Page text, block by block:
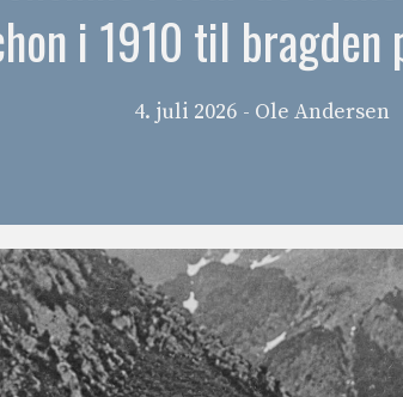
i 1910 til bragden
4. juli 2026 - Ole Andersen